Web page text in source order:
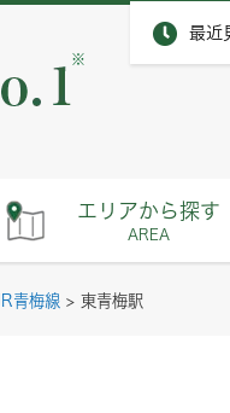
最近
※
エリアから探す
AREA
青梅線 > 東青梅駅